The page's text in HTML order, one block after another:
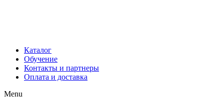
Каталог
Обучение
Контакты и партнеры
Оплата и доставка
Menu